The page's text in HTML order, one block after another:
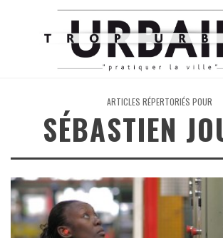
ARTICLES RÉPERTORIÉS POUR
SÉBASTIEN